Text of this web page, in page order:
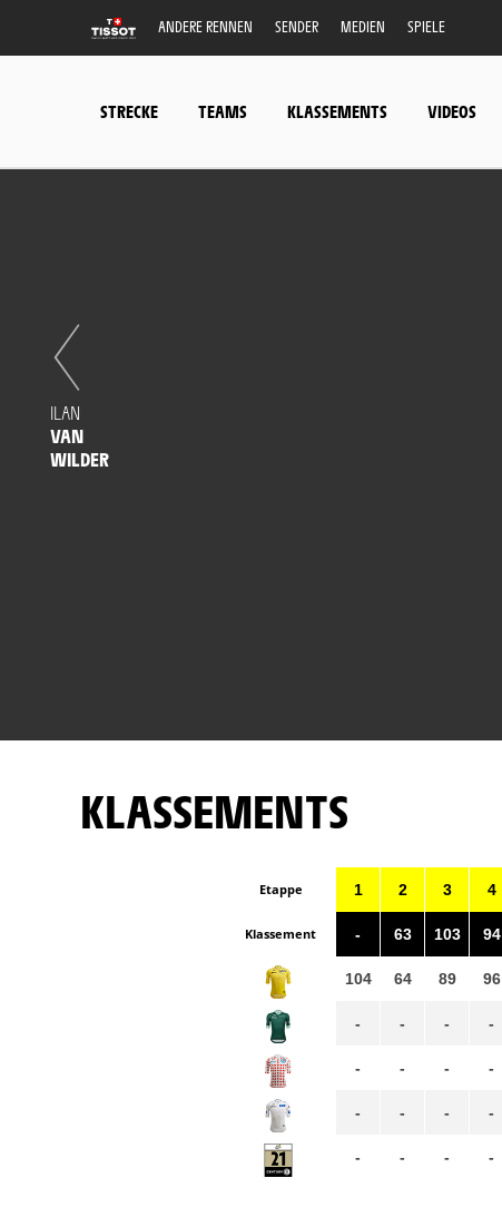
ANDERE RENNEN SENDER MEDIEN SPIELE
STRECKE TEAMS KLASSEMENTS VIDEOS
ILAN
VAN
WILDER
KLASSEMENTS
Etappe
Klassement
1
-
104
-
-
-
-
2
63
64
-
-
-
-
3
103
89
-
-
-
-
4
94
96
-
-
-
-